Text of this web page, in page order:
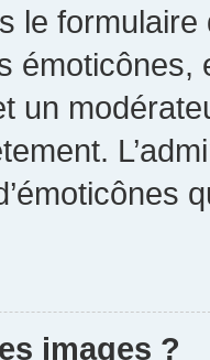
le
un
images ?